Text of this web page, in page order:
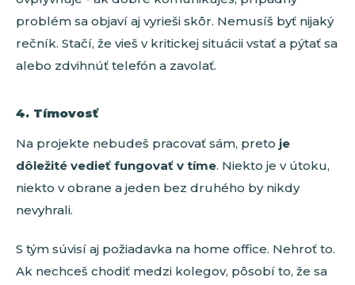
problém sa objaví aj vyrieši skôr. Nemusíš byť nijaký
rečník. Stačí, že vieš v kritickej situácii vstať a pýtať sa
alebo zdvihnúť telefón a zavolať.
4. Tímovosť
Na projekte nebudeš pracovať sám, preto je
dôležité vedieť fungovať v tíme. Niekto je v útoku,
niekto v obrane a jeden bez druhého by nikdy
nevyhrali.
S tým súvisí aj požiadavka na home office. Nehroť to.
Ak nechceš chodiť medzi kolegov, pôsobí to, že sa